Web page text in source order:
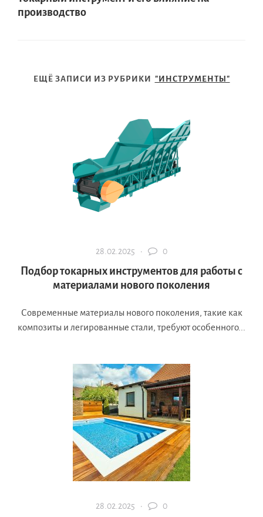
производство
ЕЩЁ ЗАПИСИ ИЗ РУБРИКИ "ИНСТРУМЕНТЫ"
28.02.2025 · 0
Подбор токарных инструментов для работы с
материалами нового поколения
Современные материалы нового поколения, такие как
композиты и легированные стали, требуют особенного...
28.02.2025 · 0